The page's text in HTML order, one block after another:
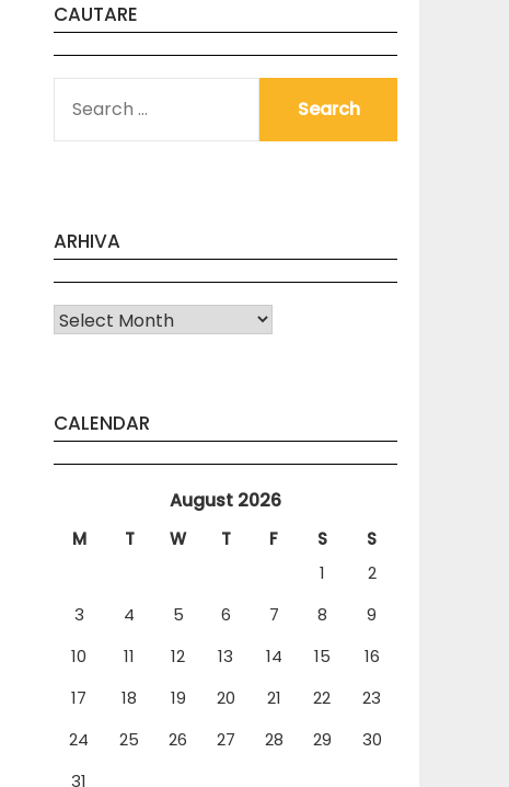
CAUTARE
FOR:
ARHIVA
Arhiva
CALENDAR
August 2026
M T W T F S
S
1
2
3
4 5 6 7 8
9
10
11 12 13 14 15
16
17
18 19 20 21 22
23
24
25 26 27 28 29
30
31